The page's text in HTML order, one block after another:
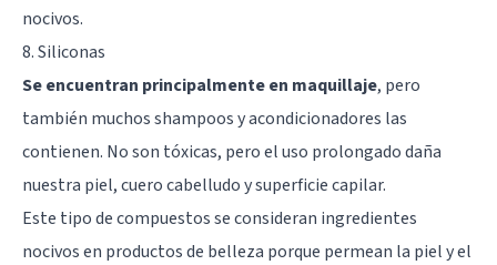
nocivos.
8. Siliconas
Se encuentran principalmente en maquillaje, pero
también muchos shampoos y acondicionadores las
contienen. No son tóxicas, pero el uso prolongado daña
nuestra piel, cuero cabelludo y superficie capilar.
Este tipo de compuestos se consideran ingredientes
nocivos en productos de belleza porque permean la piel y el